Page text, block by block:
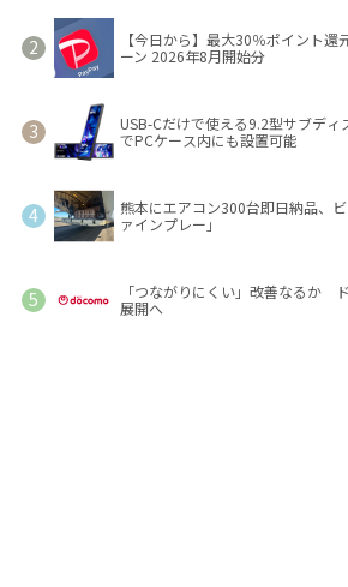
【今日から】最大30％ポイント
ーン 2026年8月開始分
USB-Cだけで使える9.2型サブデ
でPCケース内にも設置可能
熊本にエアコン300台即日納品、
ァインプレー」
「つながりにくい」改善なるか
展開へ